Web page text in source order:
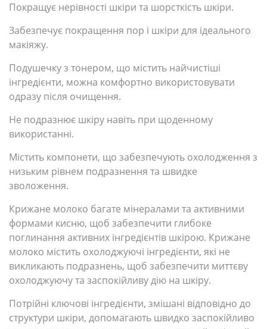
Покращує нерівності шкіри та шорсткість шкіри.
Забезпечує покращення пор і шкіри для ідеального
макіяжу.
Подушечку з тонером, що містить найчистіші
інгредієнти, можна комфортно використовувати
одразу після очищення.
Не подразнює шкіру навіть при щоденному
використанні.
Містить компонети, що забезпечують охолодження з
низьким рівнем подразнення та швидке
зволоження.
Крижане молоко багате мінералами та активними
формами кисню, щоб забезпечити глибоке
поглинання активних інгредієнтів шкірою. Крижане
молоко містить охолоджуючі інгредієнти, які не
викликають подразнень, щоб забезпечити миттєву
охолоджуючу та заспокійливу дію на шкіру.
Потрійні ключові інгредієнти, змішані відповідно до
структури шкіри, допомагають швидко заспокійливо